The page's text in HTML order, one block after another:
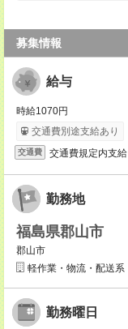
募集情報
給与
時給1070円
交通費別途支給あり
交通費 交通費規定内支給
勤務地
福島県郡山市
郡山市
軽作業・物流・配送系
勤務曜日